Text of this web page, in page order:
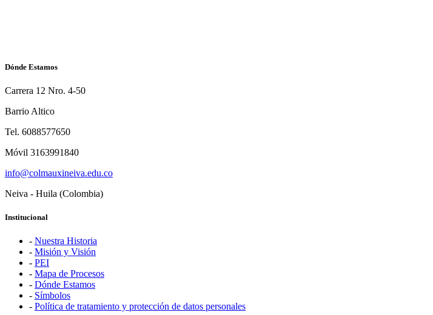
Dónde Estamos
Carrera 12 Nro. 4-50
Barrio Altico
Tel. 6088577650
Móvil 3163991840
info@colmauxineiva.edu.co
Neiva - Huila (Colombia)
Institucional
- Nuestra Historia
- Misión y Visión
- PEI
- Mapa de Procesos
- Dónde Estamos
- Símbolos
- Política de tratamiento y protección de datos personales